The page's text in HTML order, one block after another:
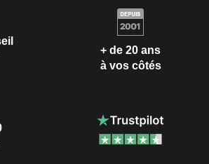
+ de 20 ans
à vos côtés